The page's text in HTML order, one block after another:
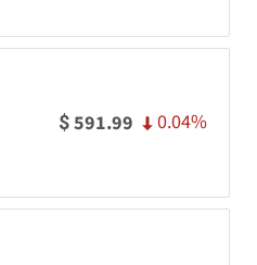
$591.99 0.04%